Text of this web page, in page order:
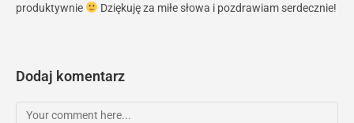
produktywnie
Dziękuję za miłe słowa i pozdrawiam serdecznie!
Dodaj komentarz
Comment